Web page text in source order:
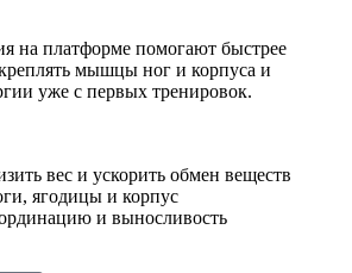
на платформе помогают быстрее
мышцы ног и корпуса и
уже с первых тренировок.
вес и ускорить обмен веществ
ягодицы и корпус
и выносливость